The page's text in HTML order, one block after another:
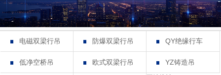
电磁双梁行吊 防爆双梁行吊 QY绝缘行车
低净空桥吊 欧式双梁行吊 YZ铸造吊